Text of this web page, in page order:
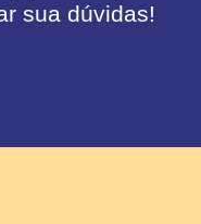
sua dúvidas!